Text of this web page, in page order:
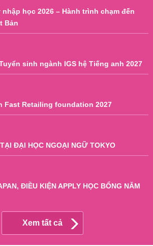
học 2026 – Hành trình chạm đến
Bản
sinh ngành IGS hệ Tiếng anh 2027
Fast Retailing foundation 2027
ĐẠI HỌC NGOẠI NGỮ TOKYO
ĐIỀU KIỆN APPLY HỌC BỔNG NĂM
Xem tất cả